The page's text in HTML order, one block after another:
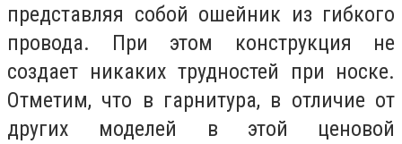
представляя собой ошейник из гибкого
провода. При этом конструкция не
создает никаких трудностей при носке.
Отметим, что в гарнитура, в отличие от
других моделей в этой ценовой